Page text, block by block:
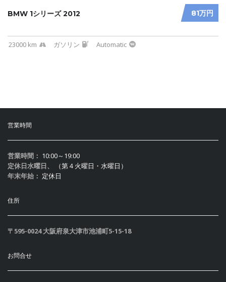
81万円
BMW 1シリーズ 2012
23000 km ガソリン Automatic
営業時間
営業時間： 10:00～19:00
定休日水曜日、
（第４火曜日・水曜日）
年末年始： 定休日
住所
〒595-0024 大阪府泉大津市池浦町5-15-18
お問合せ